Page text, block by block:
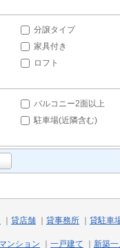
分譲タイプ
家具付き
ロフト
バルコニー2面以上
駐車場(近隣含む)
貸店舗 貸事務所 貸駐車
ンション 一戸建て 新築